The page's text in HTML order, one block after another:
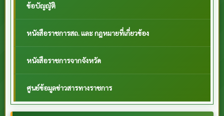
ข้อบัญญัติ
หนังสือราชการสถ. และ กฎหมายที่เกี่ยวข้อง
หนังสือราชการจากจังหวัด
ศูนย์ข้อมูลข่าวสารทางราชการ